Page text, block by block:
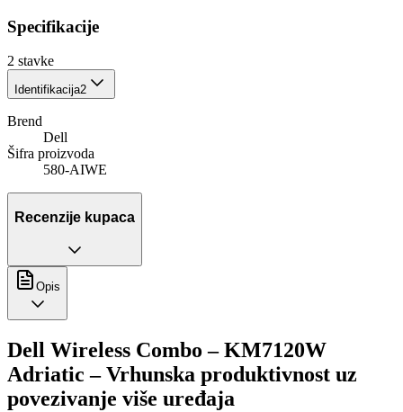
Specifikacije
2 stavke
Identifikacija2
Brend
Dell
Šifra proizvoda
580-AIWE
Recenzije kupaca
Opis
Dell Wireless Combo – KM7120W
Adriatic – Vrhunska produktivnost uz
povezivanje više uređaja